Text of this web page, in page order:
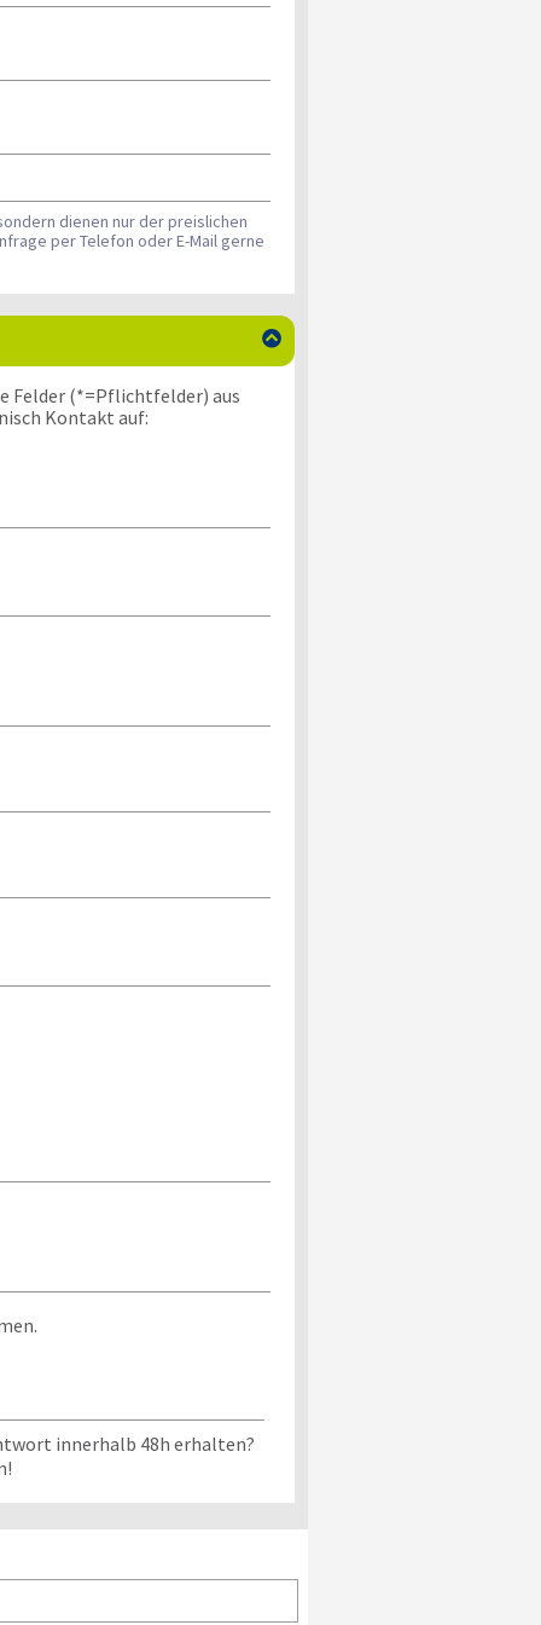
dienen nur der preislichen
per Telefon oder E-Mail gerne

Felder (*=Pflichtfelder) aus
Kontakt auf:
innerhalb 48h erhalten?